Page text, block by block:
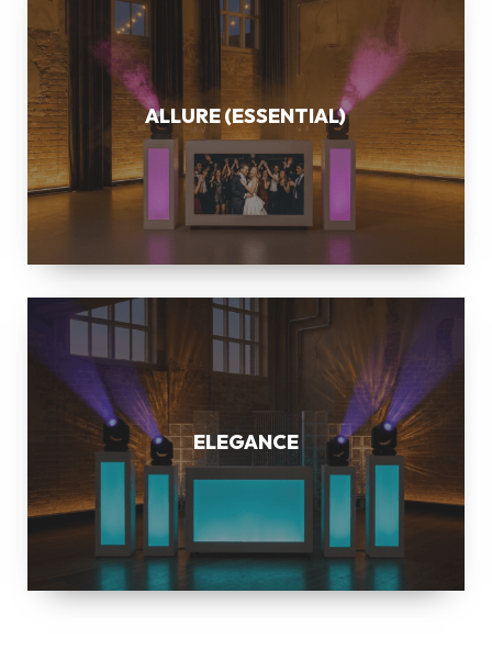
ALLURE (ESSENTIAL)
(ESSENTIAL)
ELEGANCE
ELEGANCE